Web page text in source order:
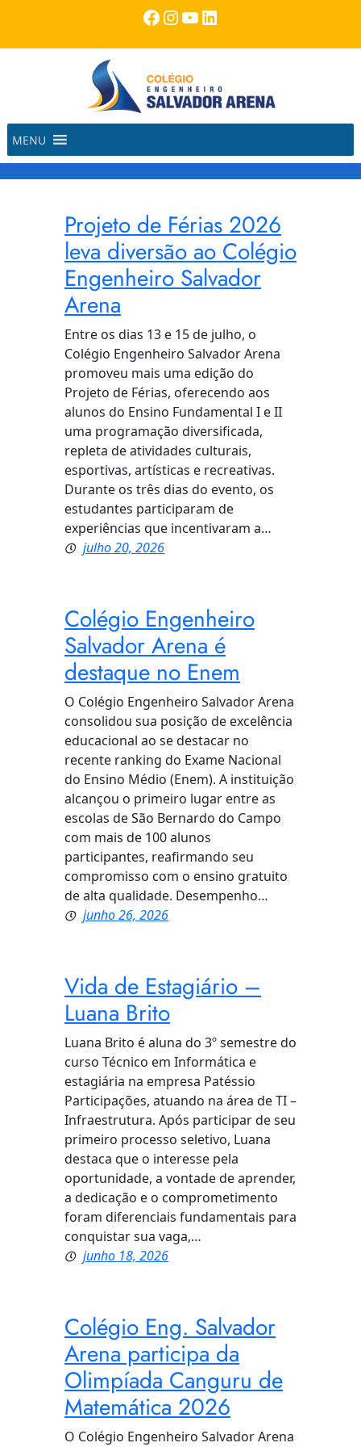
o
Facebook
Instagram
Youtube
LinkedIn
MENU
Projeto de Férias 2026
leva diversão ao Colégio
Engenheiro Salvador
Arena
Entre os dias 13 e 15 de julho, o
Colégio Engenheiro Salvador Arena
promoveu mais uma edição do
Projeto de Férias, oferecendo aos
alunos do Ensino Fundamental I e II
uma programação diversificada,
repleta de atividades culturais,
esportivas, artísticas e recreativas.
Durante os três dias do evento, os
estudantes participaram de
experiências que incentivaram a…
julho 20, 2026
Colégio Engenheiro
Salvador Arena é
destaque no Enem
O Colégio Engenheiro Salvador Arena
consolidou sua posição de excelência
educacional ao se destacar no
recente ranking do Exame Nacional
do Ensino Médio (Enem). A instituição
alcançou o primeiro lugar entre as
escolas de São Bernardo do Campo
com mais de 100 alunos
participantes, reafirmando seu
compromisso com o ensino gratuito
de alta qualidade. Desempenho…
junho 26, 2026
Vida de Estagiário –
Luana Brito
Luana Brito é aluna do 3º semestre do
curso Técnico em Informática e
estagiária na empresa Patéssio
Participações, atuando na área de TI –
Infraestrutura. Após participar de seu
primeiro processo seletivo, Luana
destaca que o interesse pela
oportunidade, a vontade de aprender,
a dedicação e o comprometimento
foram diferenciais fundamentais para
conquistar sua vaga,…
junho 18, 2026
Colégio Eng. Salvador
Arena participa da
Olimpíada Canguru de
Matemática 2026
O Colégio Engenheiro Salvador Arena